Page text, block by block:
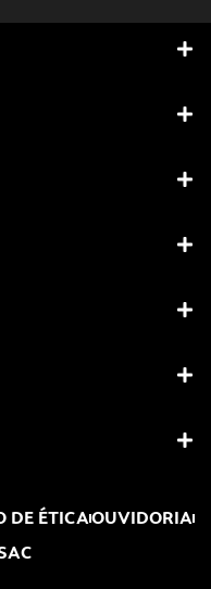
DE ÉTICAOUVIDORIA